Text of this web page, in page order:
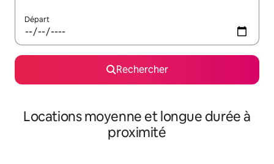
Départ
Rechercher
Locations moyenne et longue durée à
proximité